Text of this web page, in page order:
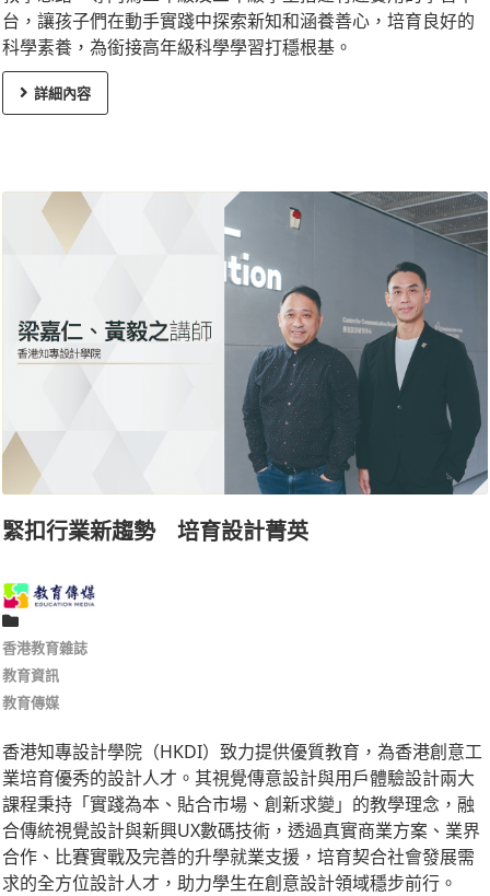
台，讓孩子們在動手實踐中探索新知和涵養善心，培育良好的
科學素養，為銜接高年級科學學習打穩根基。
詳細內容
緊扣行業新趨勢 培育設計菁英
香港教育雜誌
教育資訊
教育傳媒
香港知專設計學院（HKDI）致力提供優質教育，為香港創意工
業培育優秀的設計人才。其視覺傳意設計與用戶體驗設計兩大
課程秉持「實踐為本、貼合市場、創新求變」的教學理念，融
合傳統視覺設計與新興UX數碼技術，透過真實商業方案、業界
合作、比賽實戰及完善的升學就業支援，培育契合社會發展需
求的全方位設計人才，助力學生在創意設計領域穩步前行。